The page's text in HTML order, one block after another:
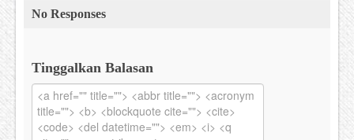
No Responses
Tinggalkan Balasan